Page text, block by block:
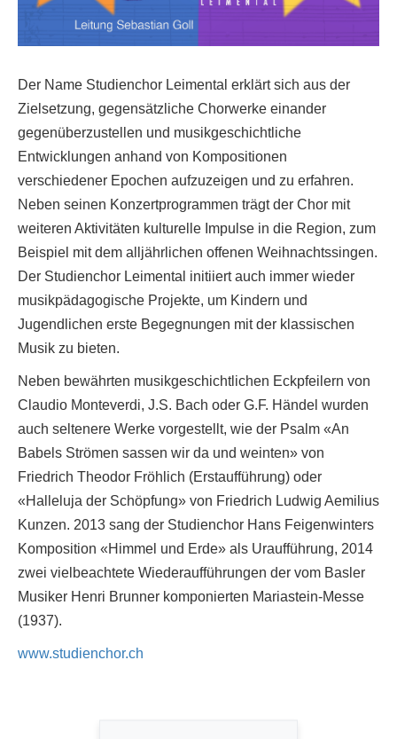
Der Name Studienchor Leimental erklärt sich aus der
Zielsetzung, gegensätzliche Chorwerke einander
gegenüberzustellen und musikgeschichtliche
Entwicklungen anhand von Kompositionen
verschiedener Epochen aufzuzeigen und zu erfahren.
Neben seinen Konzertprogrammen trägt der Chor mit
weiteren Aktivitäten kulturelle Impulse in die Region, zum
Beispiel mit dem alljährlichen offenen Weihnachtssingen.
Der Studienchor Leimental initiiert auch immer wieder
musikpädagogische Projekte, um Kindern und
Jugendlichen erste Begegnungen mit der klassischen
Musik zu bieten.
Neben bewährten musikgeschichtlichen Eckpfeilern von
Claudio Monteverdi, J.S. Bach oder G.F. Händel wurden
auch seltenere Werke vorgestellt, wie der Psalm «An
Babels Strömen sassen wir da und weinten» von
Friedrich Theodor Fröhlich (Erstaufführung) oder
«Halleluja der Schöpfung» von Friedrich Ludwig Aemilius
Kunzen. 2013 sang der Studienchor Hans Feigenwinters
Komposition «Himmel und Erde» als Uraufführung, 2014
zwei vielbeachtete Wiederaufführungen der vom Basler
Musiker Henri Brunner komponierten Mariastein-Messe
(1937).
www.studienchor.ch